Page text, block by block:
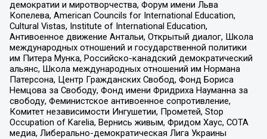
демократии и миротворчества, Форум имени Льва
Копелева, American Councils for International Education,
Cultural Vistas, Institute of International Education,
Антивоенное движение Антальи, Открытый диалог, Школа
международных отношений и государственной политики
им Питера Мунка, Российско-канадский демократический
альянс, Школа международных отношений им Нормана
Патерсона, Центр Гражданских Свобод, Фонд Бориса
Немцова за Свободу, Фонд имени Фридриха Науманна за
свободу, Феминистское антивоенное сопротивление,
Комитет независимости Ингушетии, Прометей, Stop
Occupation of Karelia, Вернись живым, Фридом Хаус, СОТА
медиа, Либерально-демократическая Лига Украины